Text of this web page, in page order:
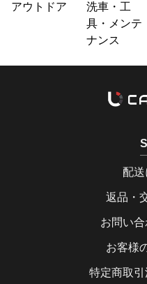
アウトドア
洗車・工
具・メンテ
ナンス
配
返品・
お問い
お客様
特定商取